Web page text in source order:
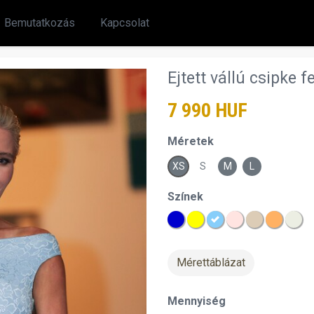
Bemutatkozás Kapcsolat
Ejtett vállú csipke
7 990 HUF
Méretek
XS S M
Színek
Mérettáblázat
Mennyiség